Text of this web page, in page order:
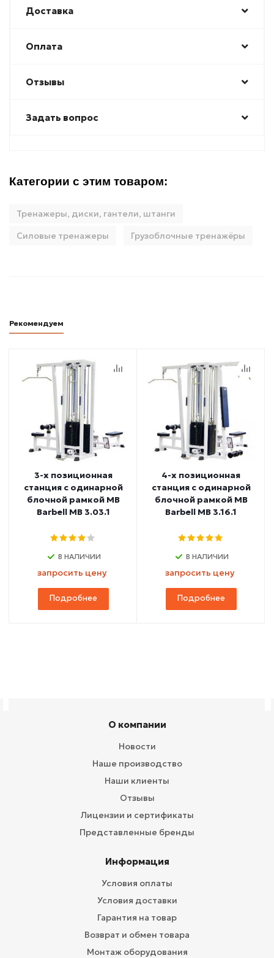
Доставка
Оплата
Отзывы
Задать вопрос
Категории с этим товаром:
Тренажеры, диски, гантели, штанги
Силовые тренажеры
Грузоблочные тренажёры
Рекомендуем
3-х позиционная
станция с одинарной
блочной рамкой MB
Barbell МВ 3.03.1
В НАЛИЧИИ
запросить цену
Подробнее
4-х позиционная
станция с одинарной
блочной рамкой MB
Barbell МВ 3.16.1
В НАЛИЧИИ
запросить цену
Подробнее
О компании
Новости
Наше производство
Наши клиенты
Отзывы
Лицензии и сертификаты
Представленные бренды
Информация
Условия оплаты
Условия доставки
Гарантия на товар
Возврат и обмен товара
Монтаж оборудования